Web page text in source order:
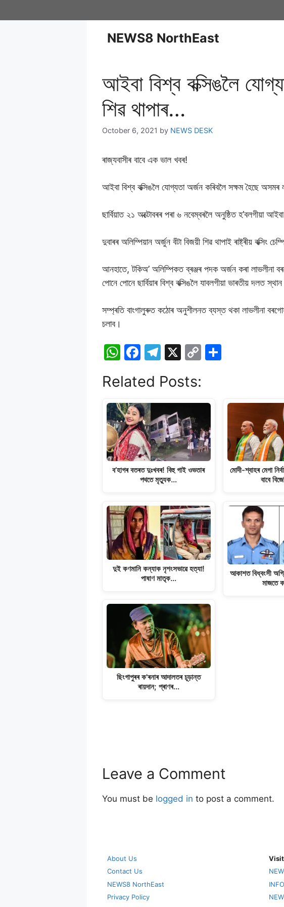
NEWS8 NorthEast
আইবা বিশ্ব বক্সিঙলৈ
শিৱ থাপাৰ…
October 6, 2021 by NEWS DESK
ৰাজ্যবাসীৰ বাবে এক ভাল খবৰ!
আইবা বিশ্ব বক্সিঙলৈ যোগ্যতা অৰ্জন কৰিবলৈ সক্ষম হৈছে অসমৰ
ছাৰ্বিয়াত ২১ অক্টোবৰৰ পৰা ৬ নবেম্বৰলৈ অনুষ্ঠিত হ’বলগীয়া
দুবাৰৰ অলিম্পিয়ান অৰ্জুন বঁটা বিজয়ী শিৱ থাপাই ৰাষ্ট্ৰীয় বক্সিং
আনহাতে, টকিঅ’ অলিম্পিকত ব্ৰঞ্জৰ পদক অৰ্জন কৰা লাভলীনা
পোনে পোনে ছাৰ্বিয়াৰ বিশ্ব বক্সিঙলৈ যাবলগীয়া ভাৰতীয় দলত
সম্প্ৰতি বাংগালুৰুত কঠোৰ অনুশীলনত ব্যস্ত থকা লাভলীনা
চলাব।
W
at
s
A
p
p
F
c
e
b
o
o
k
T
e
gr
a
m
X
C
y
n
k
e
Related Posts:
ব’হাগৰ বতৰত দুঃখবৰ! বিহু গাই ওভতাৰ
পথতে মৃত্যুক…
দুই কণমানি কন্যাক নৃশংসভাৱে হত্যা!
পাষাণ মাতৃক…
ছিংগাপুৰৰ ক'ৰনাৰ আদালতৰ চূড়ান্ত
ৰায়দান; প্ৰাণৰ…
মোদী-শ্বাহৰ মেগা
বাবে
আকাশত বিধ্বংসী
মাজতে
Leave a Comment
You must be logged in to post a comment.
About Us
Contact Us
NEWS8 NorthEast
Privacy Policy
Visit